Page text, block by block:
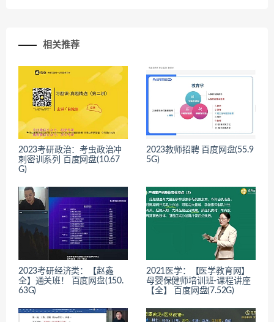
相关推荐
2023考研政治：考虫政治冲
刺密训系列 百度网盘(10.67
G)
2023教师招聘 百度网盘(55.9
5G)
2023考研经济类：【赵鑫
全】通关班！ 百度网盘(150.
63G)
2021医学：【医学教育网】
母婴保健师培训班-课程讲座
【全】 百度网盘(7.52G)